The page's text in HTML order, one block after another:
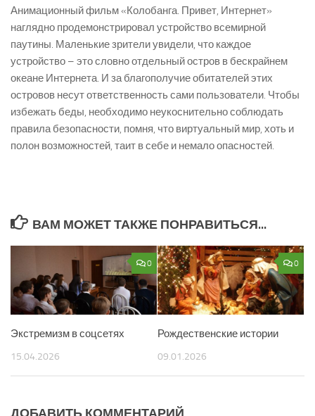
Анимационный фильм «Колобанга. Привет, Интернет»
наглядно продемонстрировал устройство всемирной
паутины. Маленькие зрители увидели, что каждое
устройство – это словно отдельный остров в бескрайнем
океане Интернета. И за благополучие обитателей этих
островов несут ответственность сами пользователи. Чтобы
избежать беды, необходимо неукоснительно соблюдать
правила безопасности, помня, что виртуальный мир, хоть и
полон возможностей, таит в себе и немало опасностей.
ВАМ МОЖЕТ ТАКЖЕ ПОНРАВИТЬСЯ...
0
Экстремизм в соцсетях
15.04.2026
0
Рождественские истории
09.01.2026